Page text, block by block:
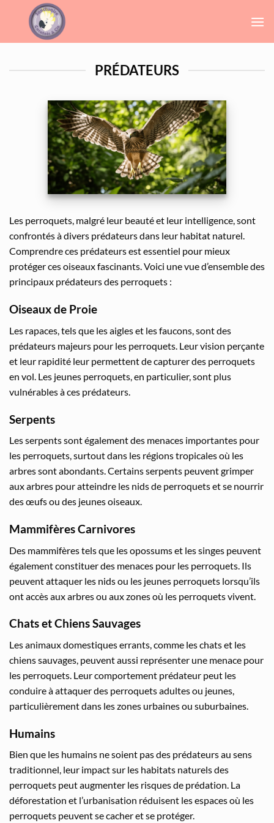
contenu
PRÉDATEURS
Les perroquets, malgré leur beauté et leur intelligence, sont
confrontés à divers prédateurs dans leur habitat naturel.
Comprendre ces prédateurs est essentiel pour mieux
protéger ces oiseaux fascinants. Voici une vue d’ensemble des
principaux prédateurs des perroquets :
Oiseaux de Proie
Les rapaces, tels que les aigles et les faucons, sont des
prédateurs majeurs pour les perroquets. Leur vision perçante
et leur rapidité leur permettent de capturer des perroquets
en vol. Les jeunes perroquets, en particulier, sont plus
vulnérables à ces prédateurs.
Serpents
Les serpents sont également des menaces importantes pour
les perroquets, surtout dans les régions tropicales où les
arbres sont abondants. Certains serpents peuvent grimper
aux arbres pour atteindre les nids de perroquets et se nourrir
des œufs ou des jeunes oiseaux.
Mammifères Carnivores
Des mammifères tels que les opossums et les singes peuvent
également constituer des menaces pour les perroquets. Ils
peuvent attaquer les nids ou les jeunes perroquets lorsqu’ils
ont accès aux arbres ou aux zones où les perroquets vivent.
Chats et Chiens Sauvages
Les animaux domestiques errants, comme les chats et les
chiens sauvages, peuvent aussi représenter une menace pour
les perroquets. Leur comportement prédateur peut les
conduire à attaquer des perroquets adultes ou jeunes,
particulièrement dans les zones urbaines ou suburbaines.
Humains
Bien que les humains ne soient pas des prédateurs au sens
traditionnel, leur impact sur les habitats naturels des
perroquets peut augmenter les risques de prédation. La
déforestation et l’urbanisation réduisent les espaces où les
perroquets peuvent se cacher et se protéger.